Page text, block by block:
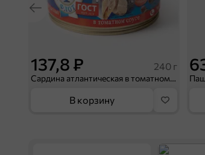
137,8 ₽ 240 г
Сардина атлантическая в томатном соусе «Трал Флот», 240 г
В корзину